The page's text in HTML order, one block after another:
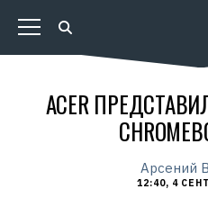
ACER
Арсений
12:40, 4